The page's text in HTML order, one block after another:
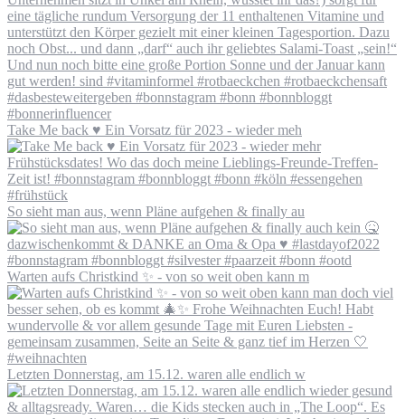
Take Me back ♥️ Ein Vorsatz für 2023 - wieder meh
So sieht man aus, wenn Pläne aufgehen & finally au
Warten aufs Christkind ✨ - von so weit oben kann m
Letzten Donnerstag, am 15.12. waren alle endlich w